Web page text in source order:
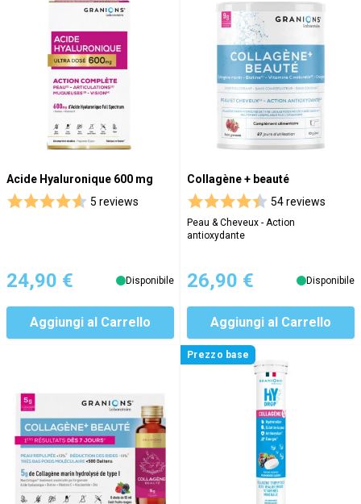
Acide Hyaluronique 600 mg
5 reviews
24,90 € Disponibile
Aggiungi al Carrello
Collagène + beauté
54 reviews
Peau & Cheveux - Action
antioxydante
26,90 € Disponibile
Aggiungi al Carrello
Prezzo base